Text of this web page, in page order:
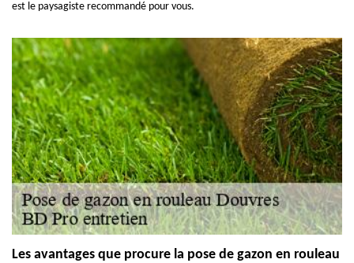
est le paysagiste recommandé pour vous.
Les avantages que procure la pose de gazon en rouleau